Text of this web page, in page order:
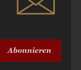
Abonnieren